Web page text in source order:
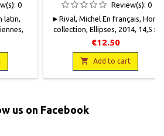
0
latin,
x 18,
titres
Review(s): 0
►Rival, Michel En français, Hors
collection, Ellipses, 2014, 14,5 x
21, 128 pages, broché. Neuf,
9782729886646.172 g.
€12.50
 Add to cart
us on Facebook